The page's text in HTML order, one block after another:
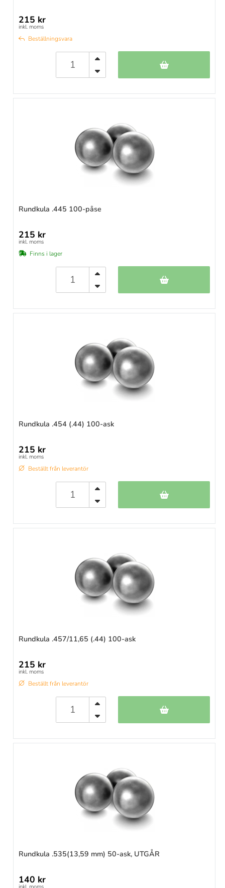
215 kr
inkl. moms
Beställningsvara
Rundkula .445 100-påse
215 kr
inkl. moms
Finns i lager
Rundkula .454 (.44) 100-ask
215 kr
inkl. moms
Beställt från leverantör
Rundkula .457/11,65 (.44) 100-ask
215 kr
inkl. moms
Beställt från leverantör
Rundkula .535(13,59 mm) 50-ask, UTGÅR
140 kr